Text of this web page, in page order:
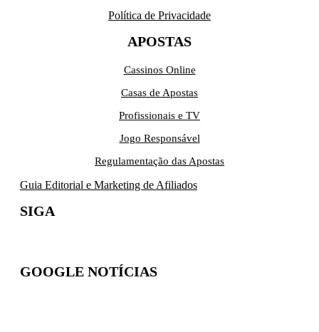
Política de Privacidade
APOSTAS
Cassinos Online
Casas de Apostas
Profissionais e TV
Jogo Responsável
Regulamentação das Apostas
Guia Editorial e Marketing de Afiliados
SIGA
GOOGLE NOTÍCIAS